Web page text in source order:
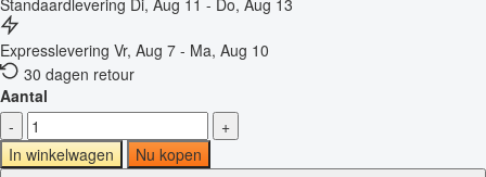
Expresslevering Vr, Aug 7 - Ma, Aug 10
30 dagen retour
Aantal
-
+
In winkelwagen
Nu kopen